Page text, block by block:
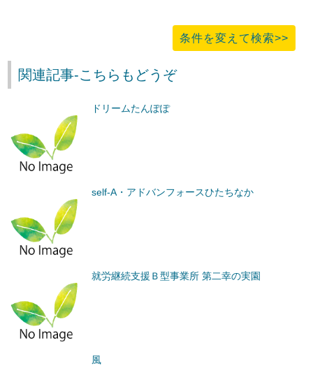
条件を変えて検索>>
関連記事-こちらもどうぞ
ドリームたんぽぽ
self-A・アドバンフォースひたちなか
就労継続支援Ｂ型事業所 第二幸の実園
風